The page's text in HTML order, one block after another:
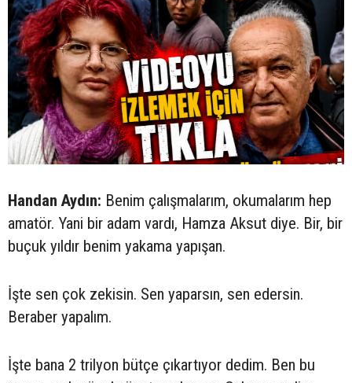
Handan Aydın: Benim çalışmalarım, okumalarım hep
amatör. Yani bir adam vardı, Hamza Aksut diye. Bir, bir
buçuk yıldır benim yakama yapışan.
İşte sen çok zekisin. Sen yaparsın, sen edersin.
Beraber yapalım.
İşte bana 2 trilyon bütçe çıkartıyor dedim. Ben bu